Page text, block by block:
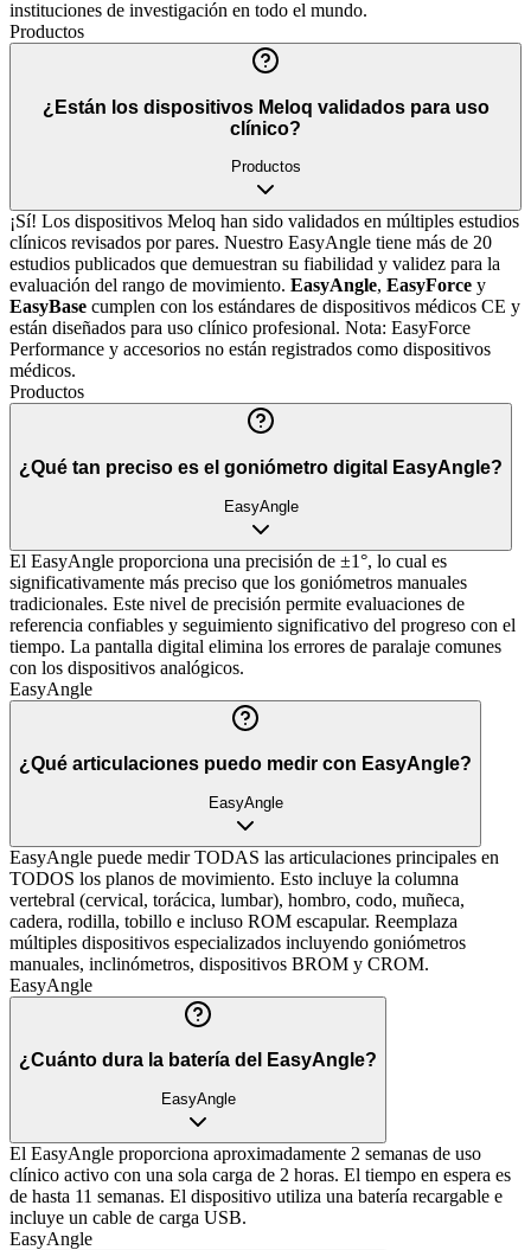
instituciones de investigación en todo el mundo.
Productos
¿Están los dispositivos Meloq validados para uso
clínico?
Productos
¡Sí! Los dispositivos Meloq han sido validados en múltiples estudios
clínicos revisados por pares. Nuestro EasyAngle tiene más de 20
estudios publicados que demuestran su fiabilidad y validez para la
evaluación del rango de movimiento. EasyAngle, EasyForce y
EasyBase cumplen con los estándares de dispositivos médicos CE y
están diseñados para uso clínico profesional. Nota: EasyForce
Performance y accesorios no están registrados como dispositivos
médicos.
Productos
¿Qué tan preciso es el goniómetro digital EasyAngle?
EasyAngle
El EasyAngle proporciona una precisión de ±1°, lo cual es
significativamente más preciso que los goniómetros manuales
tradicionales. Este nivel de precisión permite evaluaciones de
referencia confiables y seguimiento significativo del progreso con el
tiempo. La pantalla digital elimina los errores de paralaje comunes
con los dispositivos analógicos.
EasyAngle
¿Qué articulaciones puedo medir con EasyAngle?
EasyAngle
EasyAngle puede medir TODAS las articulaciones principales en
TODOS los planos de movimiento. Esto incluye la columna
vertebral (cervical, torácica, lumbar), hombro, codo, muñeca,
cadera, rodilla, tobillo e incluso ROM escapular. Reemplaza
múltiples dispositivos especializados incluyendo goniómetros
manuales, inclinómetros, dispositivos BROM y CROM.
EasyAngle
¿Cuánto dura la batería del EasyAngle?
EasyAngle
El EasyAngle proporciona aproximadamente 2 semanas de uso
clínico activo con una sola carga de 2 horas. El tiempo en espera es
de hasta 11 semanas. El dispositivo utiliza una batería recargable e
incluye un cable de carga USB.
EasyAngle